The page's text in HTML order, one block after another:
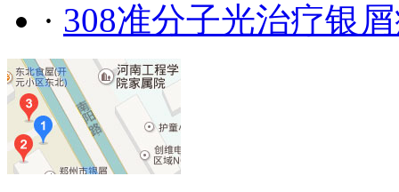
· 308准分子光治疗银